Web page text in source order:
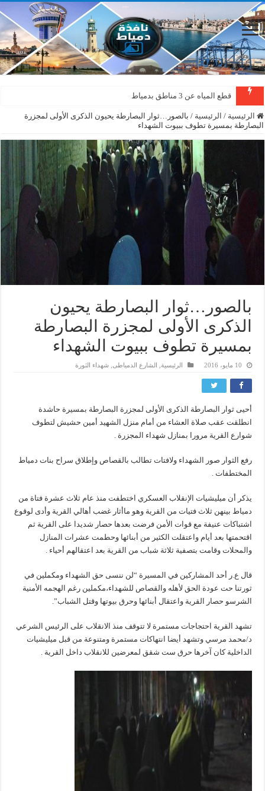
قطع المياه عن 3 مناطق بدمياط
دمياط : سقوط شجرة على الأسلاك الكهربائية بمنطقة المطرى
الرئيسية / الرئيسية / بالصور…ثوار البصارطة يحيون الذكرى الأولى لمجزرة
البصارطة بمسيرة تطوف ببيوت الشهداء
بالصور…ثوار البصارطة يحيون
الذكرى الأولى لمجزرة البصارطة
بمسيرة تطوف ببيوت الشهداء
10 مايو، 2016 الرئيسية الشارع الدمياطى ,شهداء الثورة
أحيى ثوار البصارطة الذكرى الأولى لمجزرة البصارطة بمسيرة حاشدة
انطلقت عقب صلاة العشاء من أمام منزل الشهيد أمين حشيش لتطوف
شوارع القرية مرورا بمنازل شهداء المجزرة .
رفع الثوار صور الشهداء ولافتات تطالب بالقصاص وإطلاق سراح بنات دمياط
المختطفات .
يذكر أن ميليشيات الإنقلاب العسكري اختطفت منذ عام ثلاث عشرة فتاة من
دمياط بينهن ثلاث فتيات من القرية وهو ماأثار غضب أهالي القرية وأدى لوقوع
اشتباكات عنيفة مع قوات الأمن فرضت بعدها حصار شديدا على القرية ثم
اقتحمتها بعد أيام واعتقلت الكثير من أبنائها وحطمت عشرات المنازل
والمحلات وقامت بتصفية ثلاثة شباب من القرية بعد اعتقالهم أحياء .
قال ع.ر أحد المشاركين في المسيرة “لن ننسى حق الشهداء ومكملين في
ثورتنا حت عودة الحق لأهله والقصاص للشهداء،مكملين رغم الهجمه الأمنية
الشرسو حصار القرية واعتقال أبنائها وحرق بيوتها وقتل الشباب”.
تشهد القرية احتجاجات مستمرة لا تتوقف منذ الانقلاب على الرئيس الشرعي
د/محمد مرسي وتشهد أيضا انتهاكات مستمرة ومتنوعة من قبل ميليشيات
الداخلية كان آخرها حرق ست شقق لمعرضين للانقلاب داخل القرية .